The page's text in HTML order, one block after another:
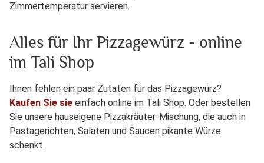
Zimmertemperatur servieren.
Alles für Ihr Pizzagewürz - online
im Tali Shop
Ihnen fehlen ein paar Zutaten für das Pizzagewürz?
Kaufen Sie sie einfach online im Tali Shop. Oder bestellen
Sie unsere hauseigene Pizzakräuter-Mischung, die auch in
Pastagerichten, Salaten und Saucen pikante Würze
schenkt.